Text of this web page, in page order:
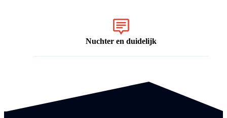
Nuchter en duidelijk